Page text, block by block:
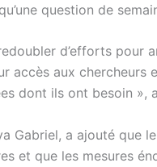
question de
d’efforts pour
accès aux chercheurs
dont ils ont besoin »,
Gabriel, a ajouté que
et que les mesures